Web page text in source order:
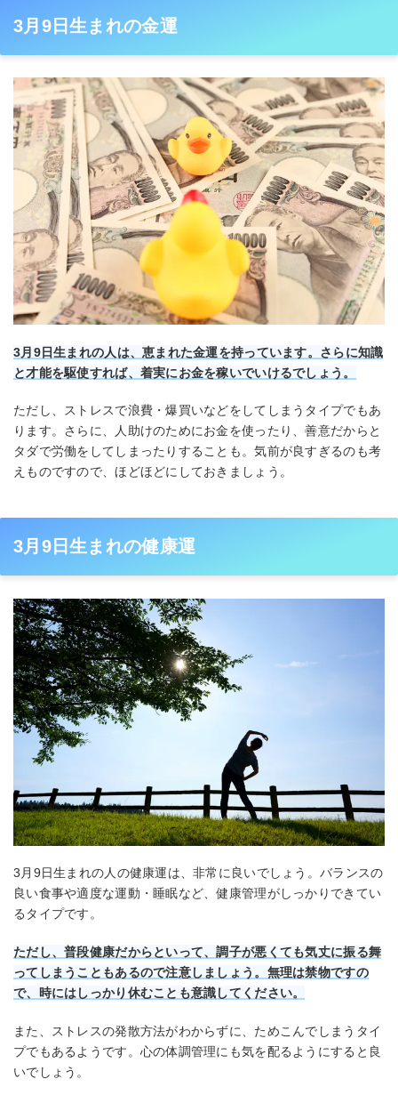
3月9日生まれの金運
3月9日生まれの人は、恵まれた金運を持っています。さらに知識
と才能を駆使すれば、着実にお金を稼いでいけるでしょう。
ただし、ストレスで浪費・爆買いなどをしてしまうタイプでもあ
ります。さらに、人助けのためにお金を使ったり、善意だからと
タダで労働をしてしまったりすることも。気前が良すぎるのも考
えものですので、ほどほどにしておきましょう。
3月9日生まれの健康運
3月9日生まれの人の健康運は、非常に良いでしょう。バランスの
良い食事や適度な運動・睡眠など、健康管理がしっかりできてい
るタイプです。
ただし、普段健康だからといって、調子が悪くても気丈に振る舞
ってしまうこともあるので注意しましょう。無理は禁物ですの
で、時にはしっかり休むことも意識してください。
また、ストレスの発散方法がわからずに、ためこんでしまうタイ
プでもあるようです。心の体調管理にも気を配るようにすると良
いでしょう。